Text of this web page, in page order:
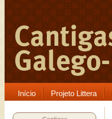
Início Projeto Littera